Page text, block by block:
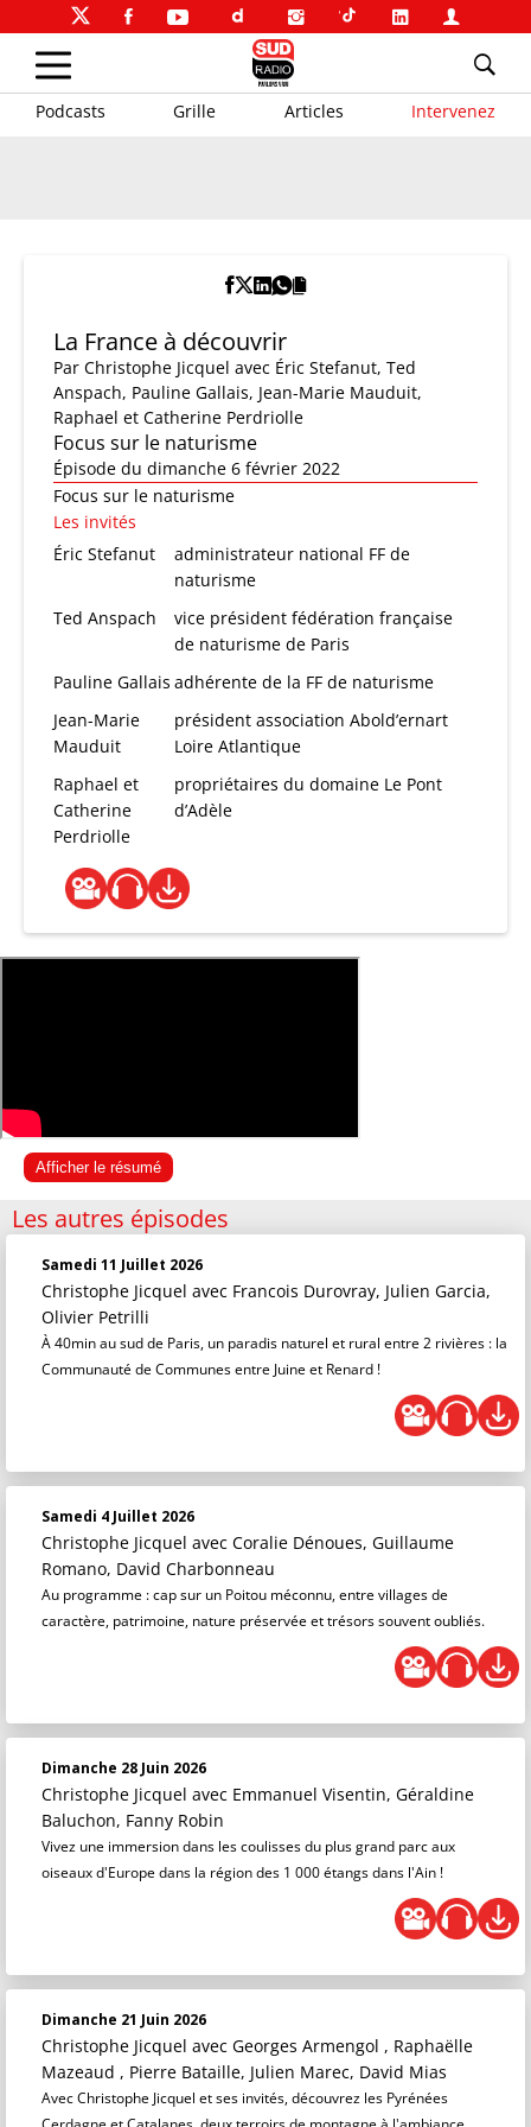
Podcasts Grille Articles Intervenez
La France à découvrir
Par Christophe Jicquel avec Éric Stefanut, Ted
Anspach, Pauline Gallais, Jean-Marie Mauduit,
Raphael et Catherine Perdriolle
Focus sur le naturisme
Épisode du dimanche 6 février 2022
Focus sur le naturisme
Les invités
Éric Stefanut
administrateur national FF de
naturisme
Ted Anspach
vice président fédération française
de naturisme de Paris
Pauline Gallais adhérente de la FF de naturisme
Jean-Marie
Mauduit
président association Abold’ernart
Loire Atlantique
Raphael et
Catherine
Perdriolle
propriétaires du domaine Le Pont
d’Adèle
Afficher le résumé
Les autres épisodes
Samedi 11 Juillet 2026
Christophe Jicquel avec Francois Durovray, Julien Garcia,
Olivier Petrilli
À 40min au sud de Paris, un paradis naturel et rural entre 2 rivières : la
Communauté de Communes entre Juine et Renard !
Samedi 4 Juillet 2026
Christophe Jicquel avec Coralie Dénoues, Guillaume
Romano, David Charbonneau
Au programme : cap sur un Poitou méconnu, entre villages de
caractère, patrimoine, nature préservée et trésors souvent oubliés.
Dimanche 28 Juin 2026
Christophe Jicquel avec Emmanuel Visentin, Géraldine
Baluchon, Fanny Robin
Vivez une immersion dans les coulisses du plus grand parc aux
oiseaux d'Europe dans la région des 1 000 étangs dans l'Ain !
Dimanche 21 Juin 2026
Christophe Jicquel avec Georges Armengol , Raphaëlle
Mazeaud , Pierre Bataille, Julien Marec, David Mias
Avec Christophe Jicquel et ses invités, découvrez les Pyrénées